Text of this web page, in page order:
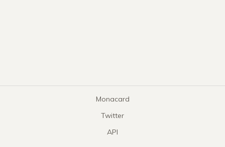
Monacard
Twitter
API